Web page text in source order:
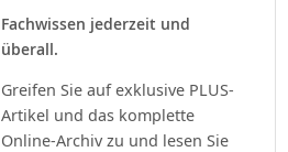
Fachwissen jederzeit und
überall.
Greifen Sie auf exklusive PLUS-
Artikel und das komplette
Online-Archiv zu und lesen Sie